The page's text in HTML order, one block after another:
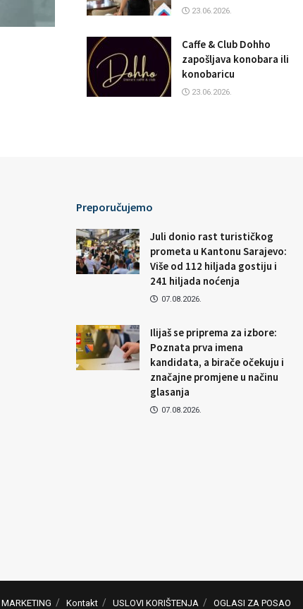
23.06.2026.
Caffe & Club Dohho
zapošljava konobara ili
konobaricu
23.06.2026.
Preporučujemo
Juli donio rast turističkog
prometa u Kantonu Sarajevo:
Više od 112 hiljada gostiju i
241 hiljada noćenja
07.08.2026.
Ilijaš se priprema za izbore:
Poznata prva imena
kandidata, a birače očekuju i
značajne promjene u načinu
glasanja
07.08.2026.
MARKETING Kontakt USLOVI KORIŠTENJA OGLASI ZA POSAO